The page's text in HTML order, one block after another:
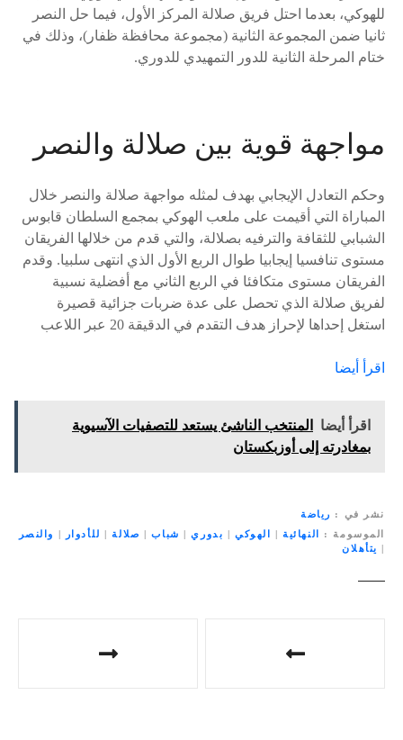
للهوكي، بعدما احتل فريق صلالة المركز الأول، فيما حل النصر
ثانيا ضمن المجموعة الثانية (مجموعة محافظة ظفار)، وذلك في
ختام المرحلة الثانية للدور التمهيدي للدوري.
مواجهة قوية بين صلالة والنصر
وحكم التعادل الإيجابي بهدف لمثله مواجهة صلالة والنصر خلال
المباراة التي أقيمت على ملعب الهوكي بمجمع السلطان قابوس
الشبابي للثقافة والترفيه بصلالة، والتي قدم من خلالها الفريقان
مستوى تنافسيا إيجابيا طوال الربع الأول الذي انتهى سلبيا. وقدم
الفريقان مستوى متكافئا في الربع الثاني مع أفضلية نسبية
لفريق صلالة الذي تحصل على عدة ضربات جزائية قصيرة
استغل إحداها لإحراز هدف التقدم في الدقيقة 20 عبر اللاعب
اقرأ أيضا
اقرأ أيضا
المنتخب الناشئ يستعد للتصفيات الآسيوية
بمغادرته إلى أوزبكستان
نشر في
رياضة
الموسومة
النهائية| الهوكي| بدوري| شباب| صلالة| للأدوار |
والنصر
| يتأهلان